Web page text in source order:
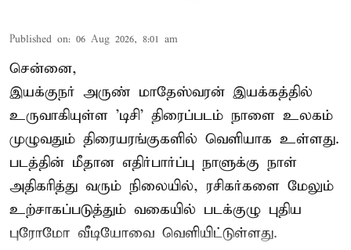
Published on: 06 Aug 2026, 8:01 am
சென்னை,
இயக்குநர் அருண் மாதேஸ்வரன் இயக்கத்தில்
உருவாகியுள்ள 'டிசி' திரைப்படம் நாளை உலகம்
முழுவதும் திரையரங்குகளில் வெளியாக உள்ளது.
படத்தின் மீதான எதிர்பார்ப்பு நாளுக்கு நாள்
அதிகரித்து வரும் நிலையில், ரசிகர்களை மேலும்
உற்சாகப்படுத்தும் வகையில் படக்குழு புதிய
புரோமோ வீடியோவை வெளியிட்டுள்ளது.